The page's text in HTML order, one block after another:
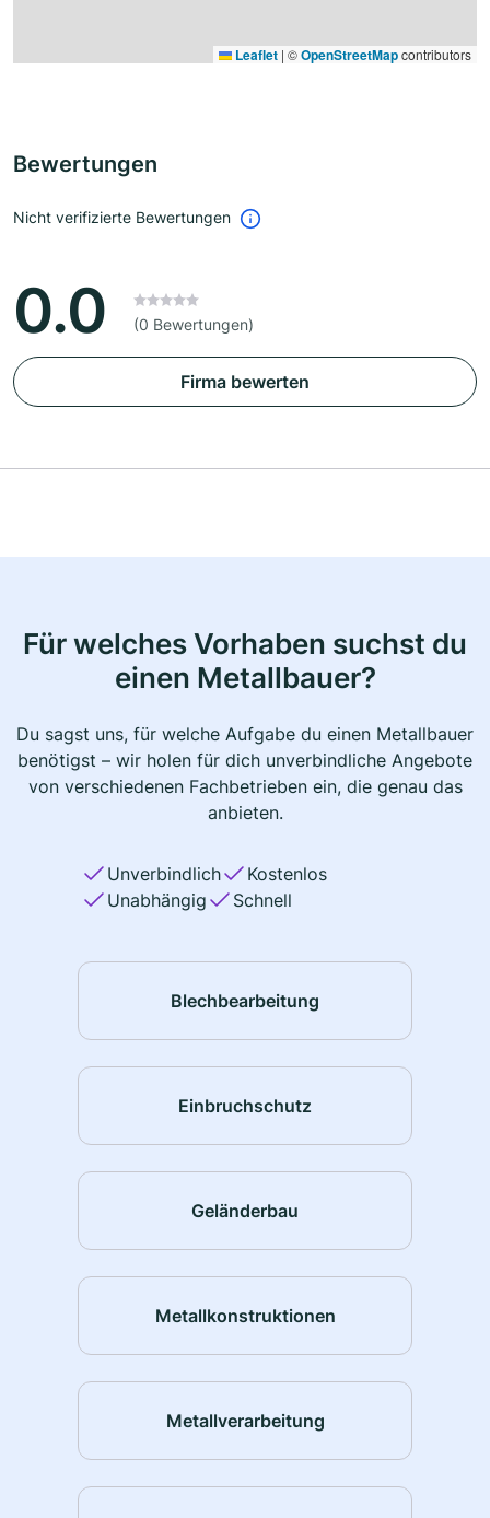
Leaflet | ©OpenStreetMapcontributors
Bewertungen
Nicht verifizierte Bewertungen
0.0 (0 Bewertungen)
Firma bewerten
Für welches Vorhaben suchst du
einen Metallbauer?
Du sagst uns, für welche Aufgabe du einen Metallbauer
benötigst – wir holen für dich unverbindliche Angebote
von verschiedenen Fachbetrieben ein, die genau das
anbieten.
Unverbindlich
Kostenlos
Unabhängig
Schnell
Blechbearbeitung
Einbruchschutz
Geländerbau
Metallkonstruktionen
Metallverarbeitung